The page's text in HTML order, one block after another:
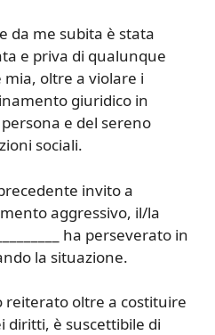
da me subita è stata
e priva di qualunque
oltre a violare i
giuridico in
e del sereno
sociali.
invito a
aggressivo, il/la
ha perseverato in
la situazione.
reiterato oltre a costituire
diritti, è suscettibile di